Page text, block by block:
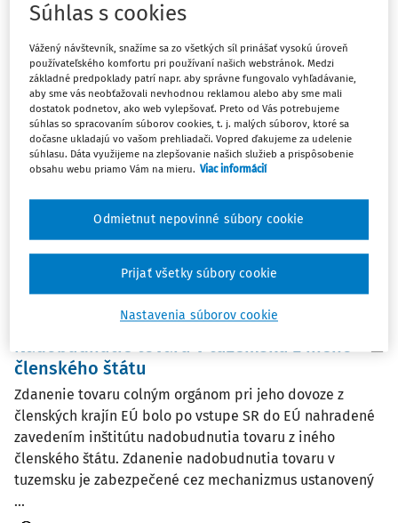
ČLÁNKY
Oprava nesprávne fakturovaných údajov,
dodatočné daňové priznanie a výkazy
Jednou z administratívnych povinností platiteľa dane pri
realizácii zdaniteľných obchodov je povinnosť vyhotoviť
faktúru v súlade so zákonom č. 222/2004 Z. z. o dani
účely zákona o DPH je faktúrou ...
Ing. Anna Danková
/ 17 minút čítania
Nadobudnutie tovaru v tuzemsku z iného
členského štátu
Zdanenie tovaru colným orgánom pri jeho dovoze z
členských krajín EÚ bolo po vstupe SR do EÚ nahradené
zavedením inštitútu nadobudnutia tovaru z iného
členského štátu. Zdanenie nadobudnutia tovaru v
tuzemsku je zabezpečené cez mechanizmus ustanovený
...
Súhlas s cookies
Vážený návštevník, snažíme sa zo všetkých síl prinášať vysokú úroveň
používateľského komfortu pri používaní našich webstránok. Medzi
základné predpoklady patrí napr. aby správne fungovalo vyhľadávanie,
aby sme vás neobťažovali nevhodnou reklamou alebo aby sme mali
dostatok podnetov, ako web vylepšovať. Preto od Vás potrebujeme
súhlas so spracovaním súborov cookies, t. j. malých súborov, ktoré sa
dočasne ukladajú vo vašom prehliadači. Vopred ďakujeme za udelenie
súhlasu. Dáta využijeme na zlepšovanie našich služieb a prispôsobenie
obsahu webu priamo Vám na mieru. Viac informácií
Nastavenia súborov cookie
Odmietnut nepovinné súbory cookie
Prijať všetky súbory cookie